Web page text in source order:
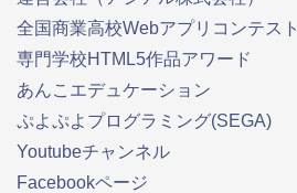
全国商業高校Webアプリコンテスト
専門学校HTML5作品アワード
あんこエデュケーション
ぷよぷよプログラミング(SEGA)
Youtubeチャンネル
Facebookページ